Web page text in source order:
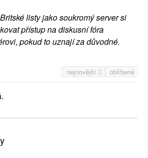
listy jako soukromý server si
přístup na diskusní fóra
pokud to uznají za důvodné.
nejnovější oblíbené